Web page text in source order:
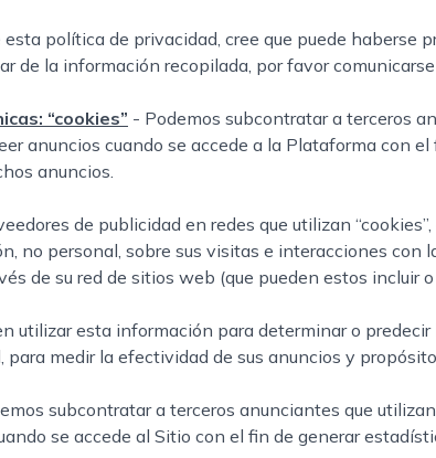
política de privacidad, cree que puede haberse
de la información recopilada, por favor
“cookies” - Podemos subcontratar a terceros
anuncios cuando se accede a la Plataforma con
anuncios.
de publicidad en redes que utilizan
no personal, sobre sus visitas e interacciones con
de su red de sitios web (que pueden estos incluir
utilizar esta información para determinar o
medir la efectividad de sus anuncios y
subcontratar a terceros anunciantes que
se accede al Sitio con el fin de generar